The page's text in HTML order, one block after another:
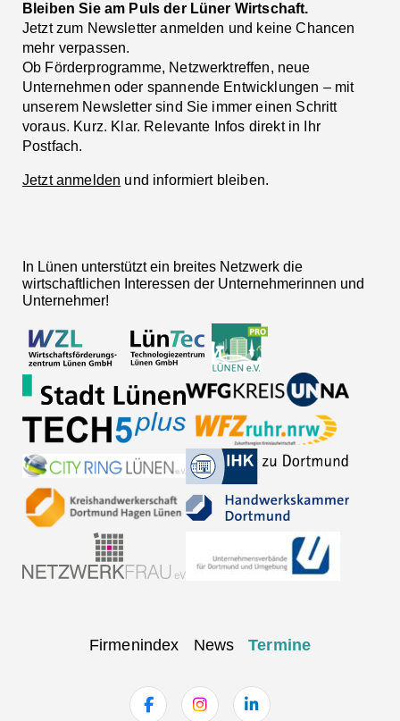
Bleiben Sie am Puls der Lüner Wirtschaft.
Jetzt zum Newsletter anmelden und keine Chancen
mehr verpassen.
Ob Förderprogramme, Netzwerktreffen, neue
Unternehmen oder spannende Entwicklungen – mit
unserem Newsletter sind Sie immer einen Schritt
voraus. Kurz. Klar. Relevante Infos direkt in Ihr
Postfach.
Jetzt anmelden und informiert bleiben.
In Lünen unterstützt ein breites Netzwerk die
wirtschaftlichen Interessen der Unternehmerinnen und
Unternehmer!
Firmenindex News Termine